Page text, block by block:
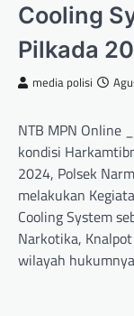
Cooling
Pilkada
media polisi
NTB MPN Online
kondisi
2024, Polsek
melakukan
Cooling System
Narkotika,
wilayah